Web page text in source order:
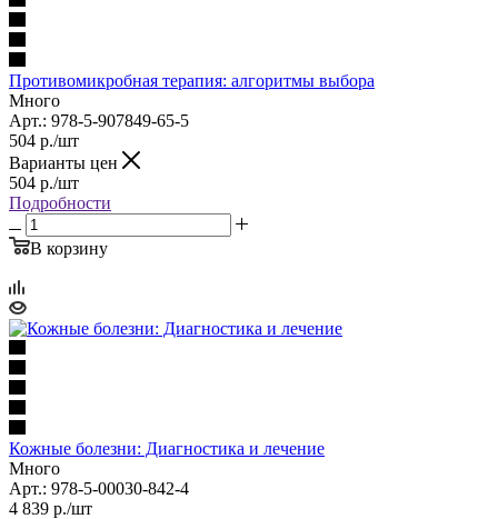
Противомикробная терапия: алгоритмы выбора
Много
Арт.: 978-5-907849-65-5
504 р./шт
Варианты цен
504 р./шт
Подробности
В корзину
Кожные болезни: Диагностика и лечение
Много
Арт.: 978-5-00030-842-4
4 839 р./шт